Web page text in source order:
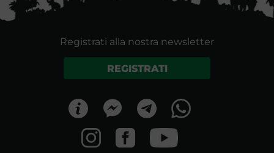
Registrati alla nostra newsletter
REGISTRATI